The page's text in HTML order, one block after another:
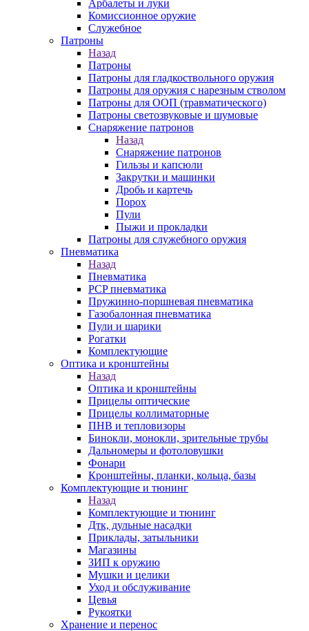
Арбалеты и луки
Комиссионное оружие
Служебное
Патроны
Назад
Патроны
Патроны для гладкоствольного оружия
Патроны для оружия с нарезным стволом
Патроны для ООП (травматического)
Патроны светозвуковые и шумовые
Снаряжение патронов
Назад
Снаряжение патронов
Гильзы и капсюли
Закрутки и машинки
Дробь и картечь
Порох
Пули
Пыжи и прокладки
Патроны для служебного оружия
Пневматика
Назад
Пневматика
PCP пневматика
Пружинно-поршневая пневматика
Газобалонная пневматика
Пули и шарики
Рогатки
Комплектующие
Оптика и кронштейны
Назад
Оптика и кронштейны
Прицелы оптические
Прицелы коллиматорные
ПНВ и тепловизоры
Бинокли, монокли, зрительные трубы
Дальномеры и фотоловушки
Фонари
Кронштейны, планки, кольца, базы
Комплектующие и тюнинг
Назад
Комплектующие и тюнинг
Дтк, дульные насадки
Приклады, затыльники
Магазины
ЗИП к оружию
Мушки и целики
Уход и обслуживание
Цевья
Рукоятки
Хранение и перенос